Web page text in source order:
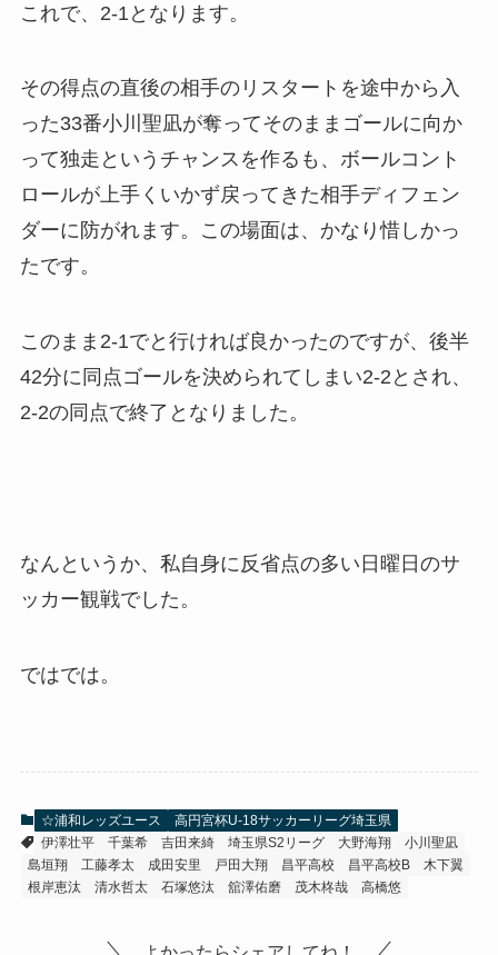
これで、2-1となります。
その得点の直後の相手のリスタートを途中から入
った33番小川聖凪が奪ってそのままゴールに向か
って独走というチャンスを作るも、ボールコント
ロールが上手くいかず戻ってきた相手ディフェン
ダーに防がれます。この場面は、かなり惜しかっ
たです。
このまま2-1でと行ければ良かったのですが、後半
42分に同点ゴールを決められてしまい2-2とされ、
2-2の同点で終了となりました。
なんというか、私自身に反省点の多い日曜日のサ
ッカー観戦でした。
ではでは。
☆浦和レッズユース
高円宮杯U-18サッカーリーグ埼玉県
伊澤壮平
千葉希 吉田来綺 埼玉県S2リーグ 大野海翔
小川聖凪
島垣翔
工藤孝太 成田安里 戸田大翔 昌平高校 昌平高校B
木下翼
根岸恵汰
清水哲太 石塚悠汰 舘澤佑磨 茂木柊哉 高橋悠